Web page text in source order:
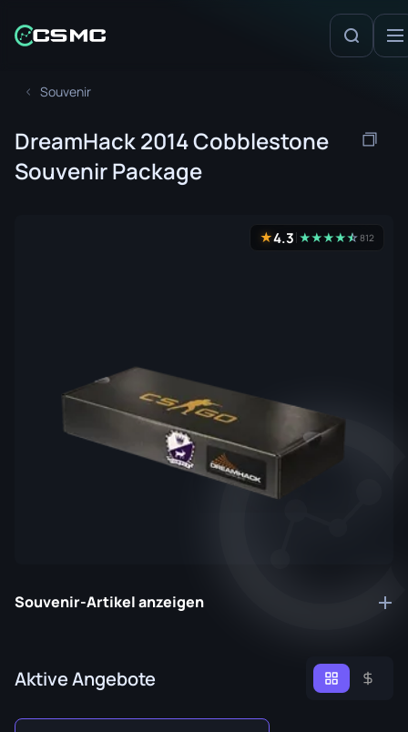
Souvenir
DreamHack 2014 Cobblestone
Souvenir Package
★4.3 ★★★★★
☆812
Souvenir-Artikel anzeigen
Aktive Angebote